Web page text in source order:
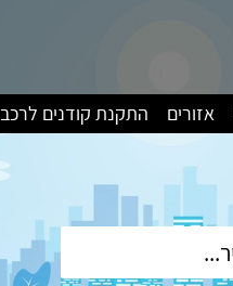
אזורים התקנת קודנים לרכב